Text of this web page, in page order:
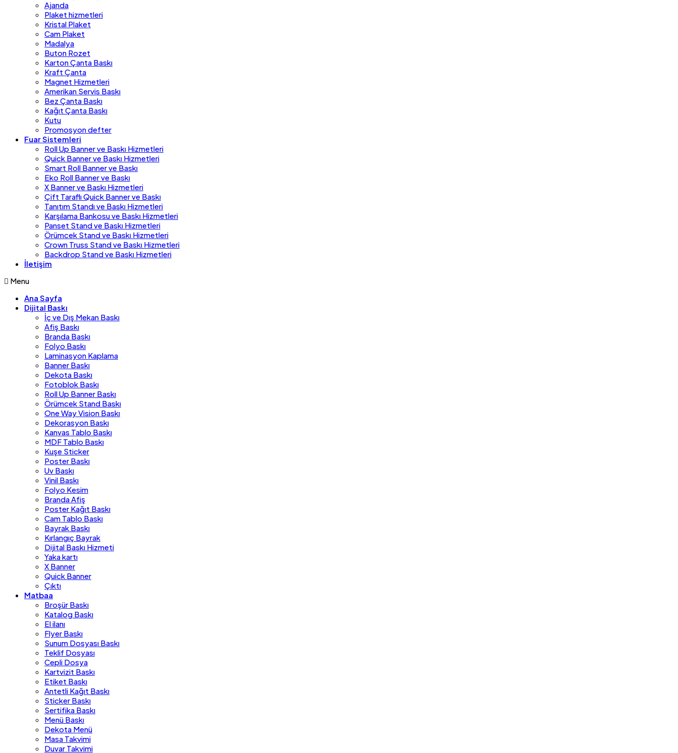
Ajanda
Plaket hizmetleri
Kristal Plaket
Cam Plaket
Madalya
Buton Rozet
Karton Çanta Baskı
Kraft Çanta
Magnet Hizmetleri
Amerikan Servis Baskı
Bez Çanta Baskı
Kağıt Çanta Baskı
Kutu
Promosyon defter
Fuar Sistemleri
Roll Up Banner ve Baskı Hizmetleri
Quick Banner ve Baskı Hizmetleri
Smart Roll Banner ve Baskı
Eko Roll Banner ve Baskı
X Banner ve Baskı Hizmetleri
Çift Taraflı Quick Banner ve Baskı
Tanıtım Standı ve Baskı Hizmetleri
Karşılama Bankosu ve Baskı Hizmetleri
Panset Stand ve Baskı Hizmetleri
Örümcek Stand ve Baskı Hizmetleri
Crown Truss Stand ve Baskı Hizmetleri
Backdrop Stand ve Baskı Hizmetleri
İletişim
Menu
Ana Sayfa
Dijital Baskı
İç ve Dış Mekan Baskı
Afiş Baskı
Branda Baskı
Folyo Baskı
Laminasyon Kaplama
Banner Baskı
Dekota Baskı
Fotoblok Baskı
Roll Up Banner Baskı
Örümcek Stand Baskı
One Way Vision Baskı
Dekorasyon Baskı
Kanvas Tablo Baskı
MDF Tablo Baskı
Kuşe Sticker
Poster Baskı
Uv Baskı
Vinil Baskı
Folyo Kesim
Branda Afiş
Poster Kağıt Baskı
Cam Tablo Baskı
Bayrak Baskı
Kırlangıç Bayrak
Dijital Baskı Hizmeti
Yaka kartı
X Banner
Quick Banner
Çıktı
Matbaa
Broşür Baskı
Katalog Baskı
El ilanı
Flyer Baskı
Sunum Dosyası Baskı
Teklif Dosyası
Cepli Dosya
Kartvizit Baskı
Etiket Baskı
Antetli Kağıt Baskı
Sticker Baskı
Sertifika Baskı
Menü Baskı
Dekota Menü
Masa Takvimi
Duvar Takvimi